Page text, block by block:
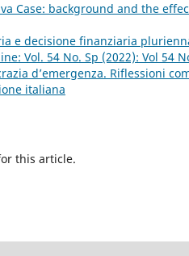
Case: background and the
e decisione finanziaria
Vol. 54 No. Sp (2022): Vol 54
d’emergenza. Riflessioni
italiana
this article.